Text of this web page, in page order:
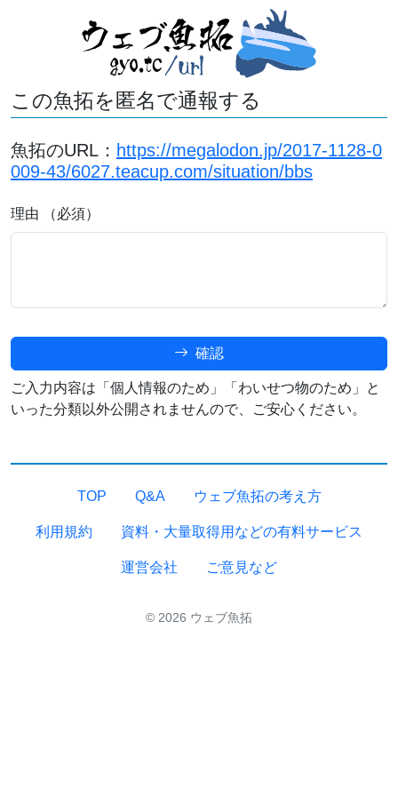
この魚拓を匿名で通報する
魚拓のURL： https://megalodon.jp/2017-1128-0
009-43/6027.teacup.com/situation/bbs
理由 （必須）
確認
ご入力内容は「個人情報のため」「わいせつ物のため」と
いった分類以外公開されませんので、ご安心ください。
TOP Q&A ウェブ魚拓の考え方
利用規約 資料・大量取得用などの有料サービス
運営会社 ご意見など
© 2026 ウェブ魚拓